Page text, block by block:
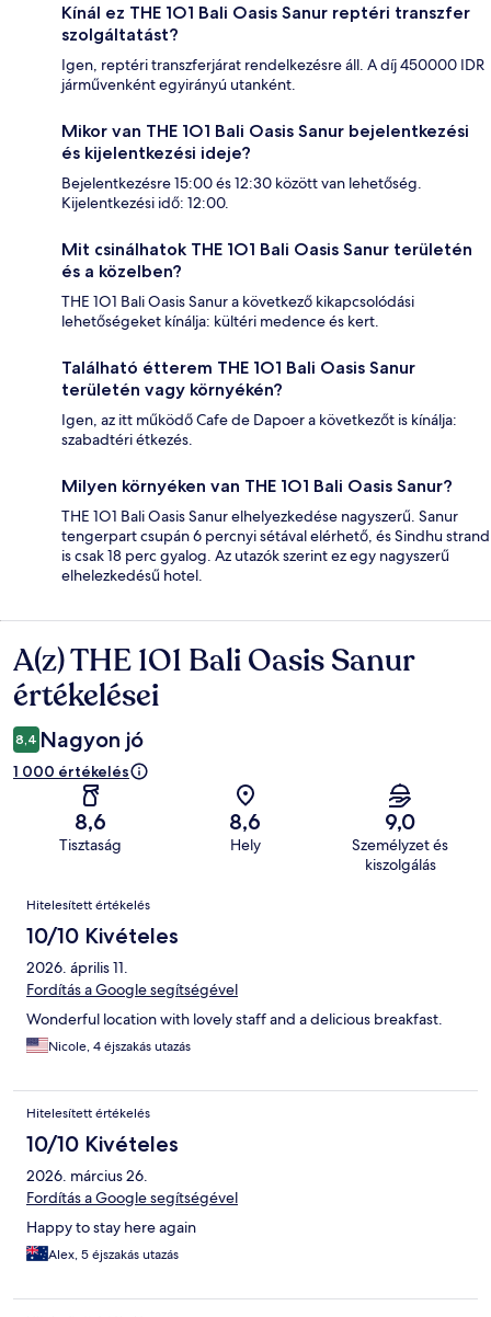
Kínál ez THE 1O1 Bali Oasis Sanur reptéri transzfer
szolgáltatást?
Igen, reptéri transzferjárat rendelkezésre áll. A díj 450000 IDR
járművenként egyirányú utanként.
Mikor van THE 1O1 Bali Oasis Sanur bejelentkezési
és kijelentkezési ideje?
Bejelentkezésre 15:00 és 12:30 között van lehetőség.
Kijelentkezési idő: 12:00.
Mit csinálhatok THE 1O1 Bali Oasis Sanur területén
és a közelben?
THE 1O1 Bali Oasis Sanur a következő kikapcsolódási
lehetőségeket kínálja: kültéri medence és kert.
Található étterem THE 1O1 Bali Oasis Sanur
területén vagy környékén?
Igen, az itt működő Cafe de Dapoer a következőt is kínálja:
szabadtéri étkezés.
Milyen környéken van THE 1O1 Bali Oasis Sanur?
THE 1O1 Bali Oasis Sanur elhelyezkedése nagyszerű. Sanur
tengerpart csupán 6 percnyi sétával elérhető, és Sindhu strand
is csak 18 perc gyalog. Az utazók szerint ez egy nagyszerű
elhelezkedésű hotel.
Értékelések
A(z) THE 1O1 Bali Oasis Sanur
értékelései
8,4 Nagyon jó
1 000 értékelés
8,6
Tisztaság
8,6
Hely
9,0
Személyzet és
kiszolgálás
Értékelések
Hitelesített értékelés
10/10 Kivételes
2026. április 11.
Fordítás a Google segítségével
Wonderful location with lovely staff and a delicious breakfast.
Nicole, 4 éjszakás utazás
Hitelesített értékelés
10/10 Kivételes
2026. március 26.
Fordítás a Google segítségével
Happy to stay here again
Alex, 5 éjszakás utazás